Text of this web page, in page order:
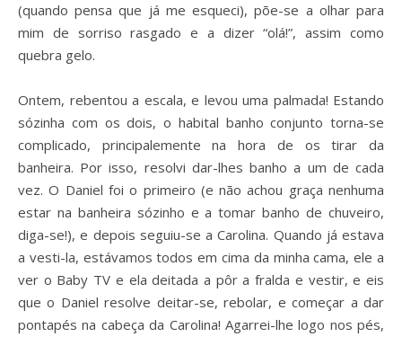
(quando pensa que já me esqueci), põe-se a olhar para
mim de sorriso rasgado e a dizer “olá!”, assim como
quebra gelo.
Ontem, rebentou a escala, e levou uma palmada! Estando
sózinha com os dois, o habital banho conjunto torna-se
complicado, principalemente na hora de os tirar da
banheira. Por isso, resolvi dar-lhes banho a um de cada
vez. O Daniel foi o primeiro (e não achou graça nenhuma
estar na banheira sózinho e a tomar banho de chuveiro,
diga-se!), e depois seguiu-se a Carolina. Quando já estava
a vesti-la, estávamos todos em cima da minha cama, ele a
ver o Baby TV e ela deitada a pôr a fralda e vestir, e eis
que o Daniel resolve deitar-se, rebolar, e começar a dar
pontapés na cabeça da Carolina! Agarrei-lhe logo nos pés,